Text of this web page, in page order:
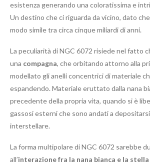
esistenza generando una coloratissima e
Un destino che ci riguarda da vicino, dato
modo simile tra circa cinque miliardi di anni.
La peculiarità di NGC 6072 risiede nel fatto
una compagna, che orbitando attorno alla
modellato gli anelli concentrici di materiale
espandendo. Materiale eruttato dalla nana
precedente della propria vita, quando si è
gassosi esterni che sono andati a
interstellare.
La forma multipolare di NGC 6072 sarebbe
all’interazione fra la nana bianca e la stella